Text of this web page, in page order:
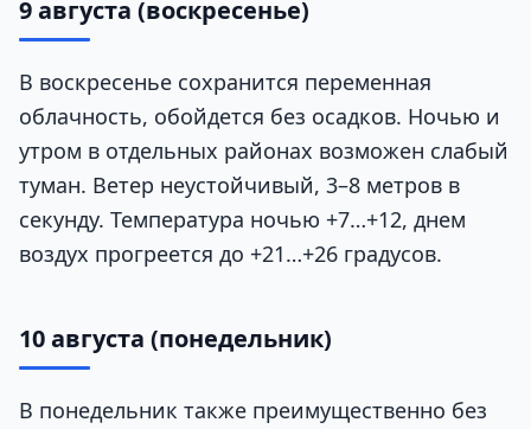
9 августа (воскресенье)
В воскресенье сохранится переменная
облачность, обойдется без осадков. Ночью и
утром в отдельных районах возможен слабый
туман. Ветер неустойчивый, 3–8 метров в
секунду. Температура ночью +7…+12, днем
воздух прогреется до +21…+26 градусов.
10 августа (понедельник)
В понедельник также преимущественно без